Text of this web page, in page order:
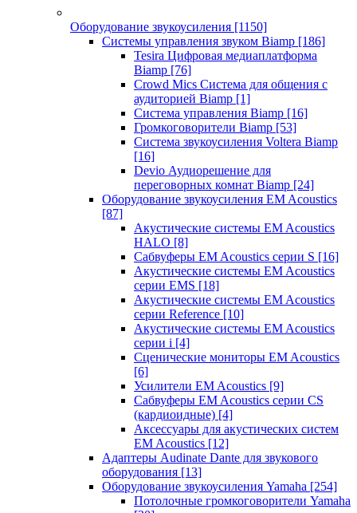
Оборудование звукоусиления [1150]
Системы управления звуком Biamp [186]
Tesira Цифровая медиаплатформа
Biamp [76]
Crowd Mics Система для общения с
аудиторией Biamp [1]
Система управления Biamp [16]
Громкоговорители Biamp [53]
Система звукоусиления Voltera Biamp
[16]
Devio Аудиорешение для
переговорных комнат Biamp [24]
Оборудование звукоусиления EM Acoustics
[87]
Акустические системы EM Acoustics
HALO [8]
Сабвуферы EM Acoustics серии S [16]
Акустические системы EM Acoustics
серии EMS [18]
Акустические системы EM Acoustics
серии Reference [10]
Акустические системы EM Acoustics
серии i [4]
Сценические мониторы EM Acoustics
[6]
Усилители EM Acoustics [9]
Сабвуферы EM Acoustics серии CS
(кардиоидные) [4]
Аксессуары для акустических систем
EM Acoustics [12]
Адаптеры Audinate Dante для звукового
оборудования [13]
Оборудование звукоусиления Yamaha [254]
Потолочные громкоговорители Yamaha